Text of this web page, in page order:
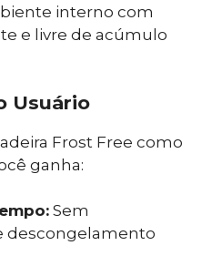
interno com
e livre de acúmulo
Usuário
Frost Free como
ganha:
Sem
descongelamento